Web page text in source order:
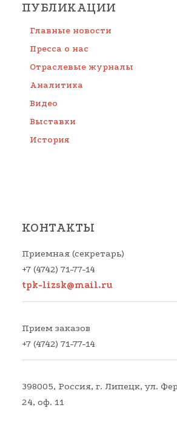
ПУБЛИКАЦИИ
Главные новости
Пресса о нас
Отраслевые журналы
Аналитика
Видео
Выставки
История
КОНТАКТЫ
Приемная (секретарь)
+7 (4742) 71-77-14
tpk-lizsk@mail.ru
Прием заказов
+7 (4742) 71-77-14
398005, Россия, г. Липецк, ул.
24, оф. 11